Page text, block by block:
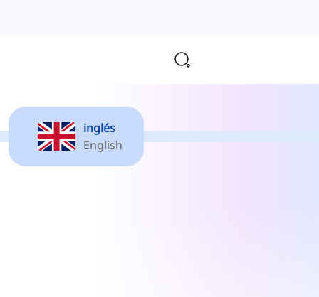
inglés
English